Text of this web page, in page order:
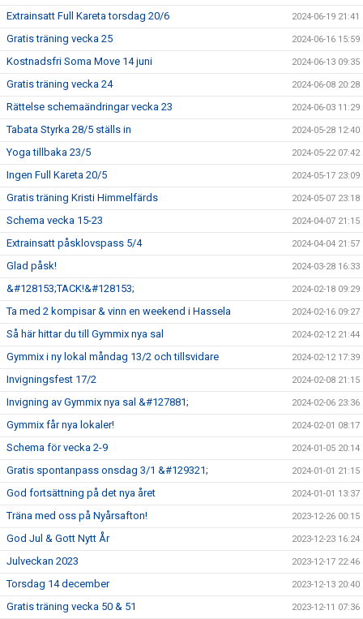
Extrainsatt Full Kareta torsdag 20/6 2024-06-19 21:41
Gratis träning vecka 25 2024-06-16 15:59
Kostnadsfri Soma Move 14 juni 2024-06-13 09:35
Gratis träning vecka 24 2024-06-08 20:28
Rättelse schemaändringar vecka 23 2024-06-03 11:29
Tabata Styrka 28/5 ställs in 2024-05-28 12:40
Yoga tillbaka 23/5 2024-05-22 07:42
Ingen Full Kareta 20/5 2024-05-17 23:09
Gratis träning Kristi Himmelfärds 2024-05-07 23:18
Schema vecka 15-23 2024-04-07 21:15
Extrainsatt påsklovspass 5/4 2024-04-04 21:57
Glad påsk! 2024-03-28 16:33
&#128153;TACK!&#128153; 2024-02-18 09:29
Ta med 2 kompisar & vinn en weekend i Hassela 2024-02-16 09:27
Så här hittar du till Gymmix nya sal 2024-02-12 21:44
Gymmix i ny lokal måndag 13/2 och tillsvidare 2024-02-12 17:39
Invigningsfest 17/2 2024-02-08 21:15
Invigning av Gymmix nya sal &#127881; 2024-02-06 23:36
Gymmix får nya lokaler! 2024-02-01 08:17
Schema för vecka 2-9 2024-01-05 20:14
Gratis spontanpass onsdag 3/1 &#129321; 2024-01-01 21:15
God fortsättning på det nya året 2024-01-01 13:37
Träna med oss på Nyårsafton! 2023-12-26 00:15
God Jul & Gott Nytt År 2023-12-23 16:24
Julveckan 2023 2023-12-17 22:46
Torsdag 14 december 2023-12-13 20:40
Gratis träning vecka 50 & 51 2023-12-11 07:36